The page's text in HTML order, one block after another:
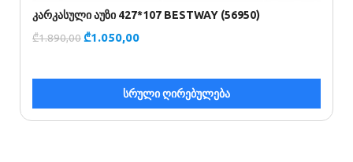
კარკასული აუზი 427*107 BESTWAY (56950)
₾1.890,00₾1.050,00
სრული ღირებულება